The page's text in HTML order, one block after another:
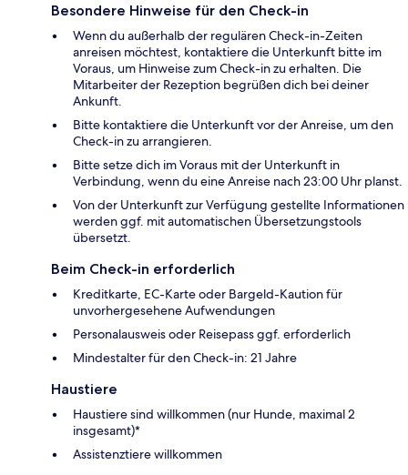
Besondere Hinweise für den Check-in
Wenn du außerhalb der regulären Check-in-Zeiten
anreisen möchtest, kontaktiere die Unterkunft bitte im
Voraus, um Hinweise zum Check-in zu erhalten. Die
Mitarbeiter der Rezeption begrüßen dich bei deiner
Ankunft.
Bitte kontaktiere die Unterkunft vor der Anreise, um den
Check-in zu arrangieren.
Bitte setze dich im Voraus mit der Unterkunft in
Verbindung, wenn du eine Anreise nach 23:00 Uhr planst.
Von der Unterkunft zur Verfügung gestellte Informationen
werden ggf. mit automatischen Übersetzungstools
übersetzt.
Beim Check-in erforderlich
Kreditkarte, EC-Karte oder Bargeld-Kaution für
unvorhergesehene Aufwendungen
Personalausweis oder Reisepass ggf. erforderlich
Mindestalter für den Check-in: 21 Jahre
Haustiere
Haustiere sind willkommen (nur Hunde, maximal 2
insgesamt)*
Assistenztiere willkommen